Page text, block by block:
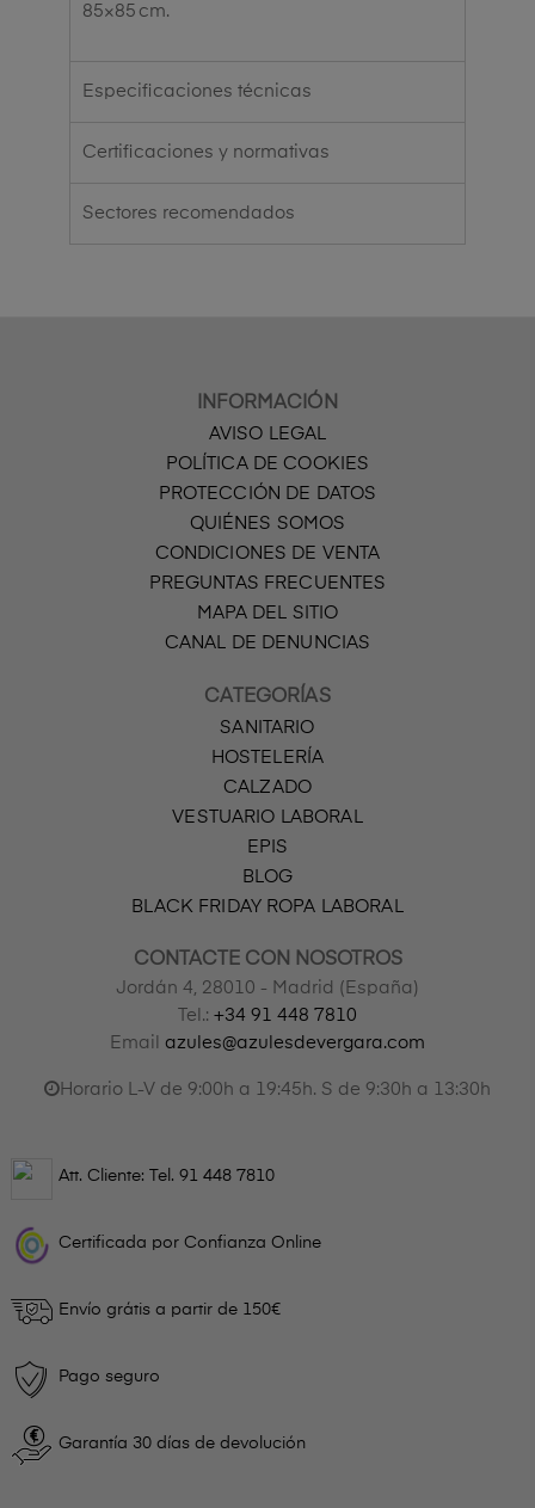
85×85 cm.
Especificaciones técnicas
Certificaciones y normativas
Sectores recomendados
INFORMACIÓN
AVISO LEGAL
POLÍTICA DE COOKIES
PROTECCIÓN DE DATOS
QUIÉNES SOMOS
CONDICIONES DE VENTA
PREGUNTAS FRECUENTES
MAPA DEL SITIO
CANAL DE DENUNCIAS
CATEGORÍAS
SANITARIO
HOSTELERÍA
CALZADO
VESTUARIO LABORAL
EPIS
BLOG
BLACK FRIDAY ROPA LABORAL
CONTACTE CON NOSOTROS
Jordán 4, 28010 - Madrid (España)
Tel.: +34 91 448 7810
Email azules@azulesdevergara.com
Horario L-V de 9:00h a 19:45h. S de 9:30h a 13:30h
Att. Cliente: Tel. 91 448 7810
Certificada por Confianza Online
Envío grátis a partir de 150€
Pago seguro
Garantía 30 días de devolución